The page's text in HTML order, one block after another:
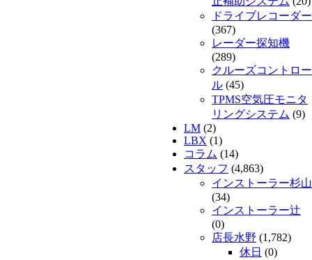
ドライブレコーダー
(367)
レーダー探知機
(289)
クルーズコントロー
ル (45)
TPMS空気圧モニタ
リングシステム (9)
LM (2)
LBX (1)
コラム (14)
スタッフ (4,863)
インストーラー杉山
(34)
インストーラー辻
(0)
店長水野 (1,782)
休日 (0)